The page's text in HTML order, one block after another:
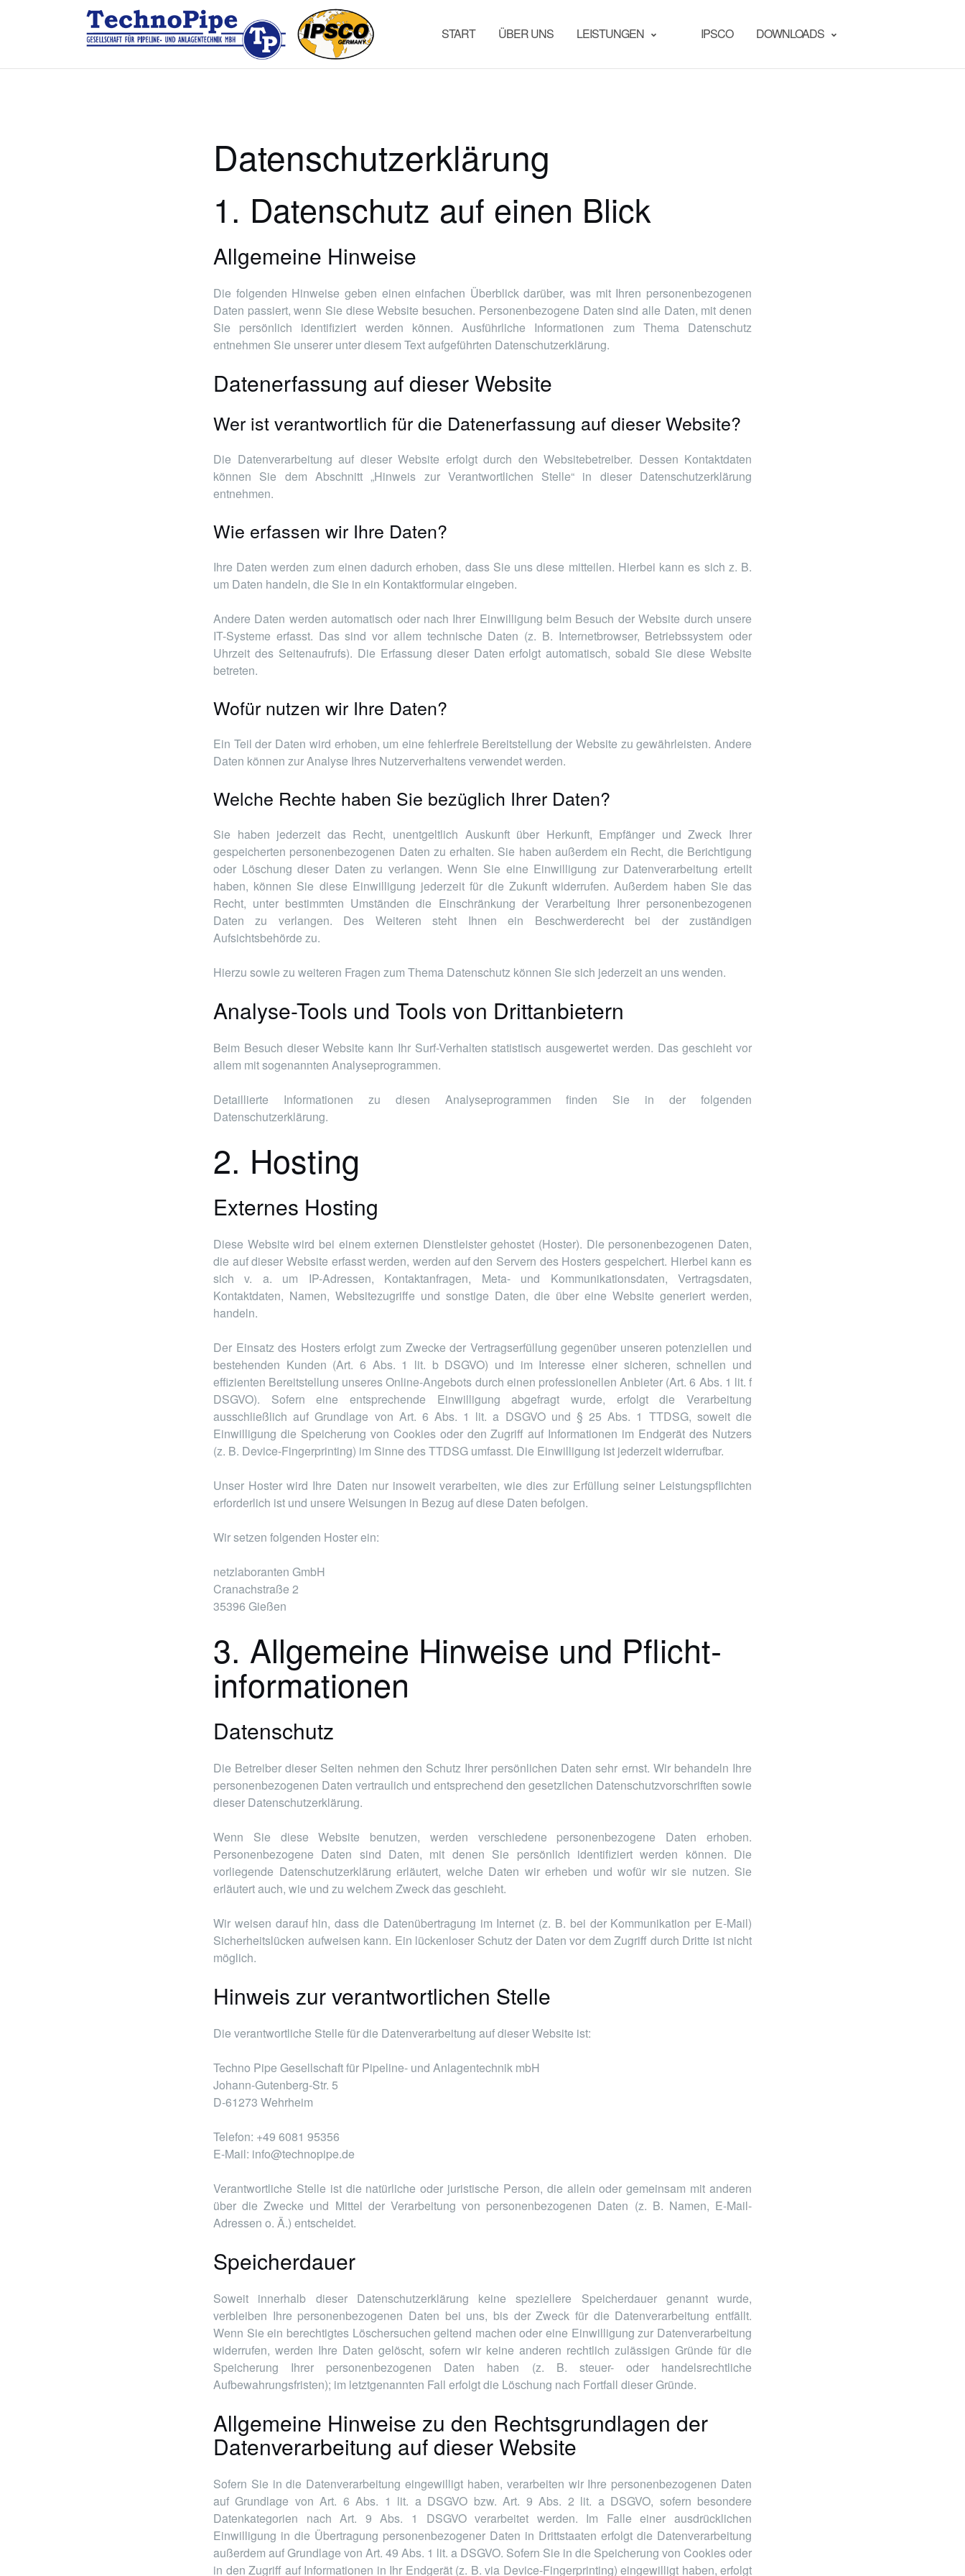
START ÜBER UNS LEISTUNGEN IPSCO DOWNLOADS
Datenschutzerklärung
1. Datenschutz auf einen Blick
Allgemeine Hinweise
Die folgenden Hinweise geben einen einfachen Überblick darüber, was mit Ihren personenbezogenen
Daten passiert, wenn Sie diese Website besuchen. Personenbezogene Daten sind alle Daten, mit denen
Sie persönlich identifiziert werden können. Ausführliche Informationen zum Thema Datenschutz
entnehmen Sie unserer unter diesem Text aufgeführten Datenschutzerklärung.
Datenerfassung auf dieser Website
Wer ist verantwortlich für die Datenerfassung auf dieser Website?
Die Datenverarbeitung auf dieser Website erfolgt durch den Websitebetreiber. Dessen Kontaktdaten
können Sie dem Abschnitt „Hinweis zur Verantwortlichen Stelle“ in dieser Datenschutzerklärung
entnehmen.
Wie erfassen wir Ihre Daten?
Ihre Daten werden zum einen dadurch erhoben, dass Sie uns diese mitteilen. Hierbei kann es sich z. B.
um Daten handeln, die Sie in ein Kontaktformular eingeben.
Andere Daten werden automatisch oder nach Ihrer Einwilligung beim Besuch der Website durch unsere
IT-Systeme erfasst. Das sind vor allem technische Daten (z. B. Internetbrowser, Betriebssystem oder
Uhrzeit des Seitenaufrufs). Die Erfassung dieser Daten erfolgt automatisch, sobald Sie diese Website
betreten.
Wofür nutzen wir Ihre Daten?
Ein Teil der Daten wird erhoben, um eine fehlerfreie Bereitstellung der Website zu gewährleisten. Andere
Daten können zur Analyse Ihres Nutzerverhaltens verwendet werden.
Welche Rechte haben Sie bezüglich Ihrer Daten?
Sie haben jederzeit das Recht, unentgeltlich Auskunft über Herkunft, Empfänger und Zweck Ihrer
gespeicherten personenbezogenen Daten zu erhalten. Sie haben außerdem ein Recht, die Berichtigung
oder Löschung dieser Daten zu verlangen. Wenn Sie eine Einwilligung zur Datenverarbeitung erteilt
haben, können Sie diese Einwilligung jederzeit für die Zukunft widerrufen. Außerdem haben Sie das
Recht, unter bestimmten Umständen die Einschränkung der Verarbeitung Ihrer personenbezogenen
Daten zu verlangen. Des Weiteren steht Ihnen ein Beschwerderecht bei der zuständigen
Aufsichtsbehörde zu.
Hierzu sowie zu weiteren Fragen zum Thema Datenschutz können Sie sich jederzeit an uns wenden.
Analyse-Tools und Tools von Dritt­anbietern
Beim Besuch dieser Website kann Ihr Surf-Verhalten statistisch ausgewertet werden. Das geschieht vor
allem mit sogenannten Analyseprogrammen.
Detaillierte Informationen zu diesen Analyseprogrammen finden Sie in der folgenden
Datenschutzerklärung.
2. Hosting
Externes Hosting
Diese Website wird bei einem externen Dienstleister gehostet (Hoster). Die personenbezogenen Daten,
die auf dieser Website erfasst werden, werden auf den Servern des Hosters gespeichert. Hierbei kann es
sich v. a. um IP-Adressen, Kontaktanfragen, Meta- und Kommunikationsdaten, Vertragsdaten,
Kontaktdaten, Namen, Websitezugriffe und sonstige Daten, die über eine Website generiert werden,
handeln.
Der Einsatz des Hosters erfolgt zum Zwecke der Vertragserfüllung gegenüber unseren potenziellen und
bestehenden Kunden (Art. 6 Abs. 1 lit. b DSGVO) und im Interesse einer sicheren, schnellen und
effizienten Bereitstellung unseres Online-Angebots durch einen professionellen Anbieter (Art. 6 Abs. 1 lit. f
DSGVO). Sofern eine entsprechende Einwilligung abgefragt wurde, erfolgt die Verarbeitung
ausschließlich auf Grundlage von Art. 6 Abs. 1 lit. a DSGVO und § 25 Abs. 1 TTDSG, soweit die
Einwilligung die Speicherung von Cookies oder den Zugriff auf Informationen im Endgerät des Nutzers
(z. B. Device-Fingerprinting) im Sinne des TTDSG umfasst. Die Einwilligung ist jederzeit widerrufbar.
Unser Hoster wird Ihre Daten nur insoweit verarbeiten, wie dies zur Erfüllung seiner Leistungspflichten
erforderlich ist und unsere Weisungen in Bezug auf diese Daten befolgen.
Wir setzen folgenden Hoster ein:
netzlaboranten GmbH
Cranachstraße 2
35396 Gießen
3. Allgemeine Hinweise und Pflicht­
informationen
Datenschutz
Die Betreiber dieser Seiten nehmen den Schutz Ihrer persönlichen Daten sehr ernst. Wir behandeln Ihre
personenbezogenen Daten vertraulich und entsprechend den gesetzlichen Datenschutzvorschriften sowie
dieser Datenschutzerklärung.
Wenn Sie diese Website benutzen, werden verschiedene personenbezogene Daten erhoben.
Personenbezogene Daten sind Daten, mit denen Sie persönlich identifiziert werden können. Die
vorliegende Datenschutzerklärung erläutert, welche Daten wir erheben und wofür wir sie nutzen. Sie
erläutert auch, wie und zu welchem Zweck das geschieht.
Wir weisen darauf hin, dass die Datenübertragung im Internet (z. B. bei der Kommunikation per E-Mail)
Sicherheitslücken aufweisen kann. Ein lückenloser Schutz der Daten vor dem Zugriff durch Dritte ist nicht
möglich.
Hinweis zur verantwortlichen Stelle
Die verantwortliche Stelle für die Datenverarbeitung auf dieser Website ist:
Techno Pipe Gesellschaft für Pipeline- und Anlagentechnik mbH
Johann-Gutenberg-Str. 5
D-61273 Wehrheim
Telefon: +49 6081 95356
E-Mail: info@technopipe.de
Verantwortliche Stelle ist die natürliche oder juristische Person, die allein oder gemeinsam mit anderen
über die Zwecke und Mittel der Verarbeitung von personenbezogenen Daten (z. B. Namen, E-Mail-
Adressen o. Ä.) entscheidet.
Speicherdauer
Soweit innerhalb dieser Datenschutzerklärung keine speziellere Speicherdauer genannt wurde,
verbleiben Ihre personenbezogenen Daten bei uns, bis der Zweck für die Datenverarbeitung entfällt.
Wenn Sie ein berechtigtes Löschersuchen geltend machen oder eine Einwilligung zur Datenverarbeitung
widerrufen, werden Ihre Daten gelöscht, sofern wir keine anderen rechtlich zulässigen Gründe für die
Speicherung Ihrer personenbezogenen Daten haben (z. B. steuer- oder handelsrechtliche
Aufbewahrungsfristen); im letztgenannten Fall erfolgt die Löschung nach Fortfall dieser Gründe.
Allgemeine Hinweise zu den Rechtsgrundlagen der
Datenverarbeitung auf dieser Website
Sofern Sie in die Datenverarbeitung eingewilligt haben, verarbeiten wir Ihre personenbezogenen Daten
auf Grundlage von Art. 6 Abs. 1 lit. a DSGVO bzw. Art. 9 Abs. 2 lit. a DSGVO, sofern besondere
Datenkategorien nach Art. 9 Abs. 1 DSGVO verarbeitet werden. Im Falle einer ausdrücklichen
Einwilligung in die Übertragung personenbezogener Daten in Drittstaaten erfolgt die Datenverarbeitung
außerdem auf Grundlage von Art. 49 Abs. 1 lit. a DSGVO. Sofern Sie in die Speicherung von Cookies oder
in den Zugriff auf Informationen in Ihr Endgerät (z. B. via Device-Fingerprinting) eingewilligt haben, erfolgt